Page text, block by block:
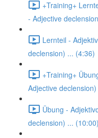
+Training+
- Adjective
Lernteil -
declension) ... (4:36)
+Training+
Adjective
Übung -
declension) ... (10:00)